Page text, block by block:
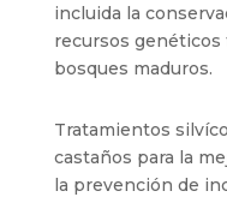
incluida la
recursos
bosques maduros.
Tratamientos
castaños para la
la prevención de